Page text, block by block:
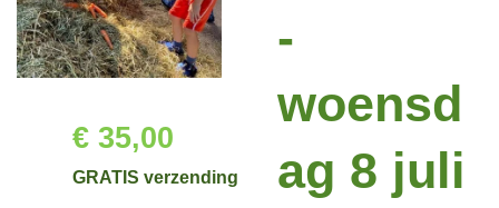
-
woensd
ag 8 juli
€ 35,00
GRATIS verzending